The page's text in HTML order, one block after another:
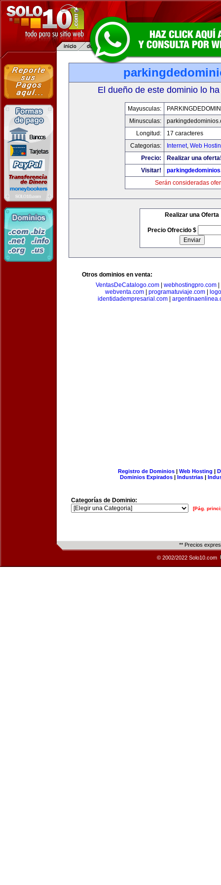
El dueño de este dominio lo
Mayusculas:
Minusculas:
Longitud:
17 caracteres
Categorias:
Internet, Web
Precio:
Realizar una
Visitar!
Serán consideradas
Realizar una Oferta
Precio Ofrecido $
Otros dominios en venta:
VentasDeCatalogo.com| webhostingpro.com|
webventa.com
programatuviaje.com
identidadempresarial.com
Registro de Dominios| Web Hosting |
Dominios Expirados | Industrias |
Categorías de Dominio:
[Pág.
** Precios
© 2002/2022 Solo10.com